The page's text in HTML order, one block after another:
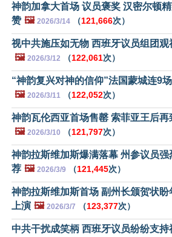
神韵加拿大首场 议员褒奖 汉密尔顿
赞 🖼️ 2026/3/14 （121,666次）
视中共施压如无物 西班牙议员组团观
🖼️ 2026/3/12 （122,061次）
“神韵复兴对神的信仰”法国蒙城连9
🖼️ 2026/3/11 （122,052次）
神韵瓦伦西亚首场售罄 索菲亚王后再
🖼️ 2026/3/10 （121,797次）
神韵拉斯维加斯爆满落幕 州参议员强
荐 🖼️ 2026/3/9 （121,445次）
神韵拉斯维加斯首场 副州长颁贺状盼
上演 🖼️ 2026/3/7 （123,377次）
中共干扰成笑柄 西班牙议员纷纷支持